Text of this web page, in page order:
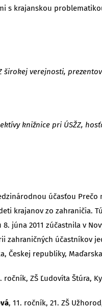
s krajanskou
širokej verejnosti,
knižnice pri ÚSŽZ,
účasťou
krajanov zo zahraničia.
júna 2011 zúčastnila v
účastníkov
Českej republiky,
ročník, ZŠ Ľudovíta Štúra,
, 11. ročník, 21. ZŠ